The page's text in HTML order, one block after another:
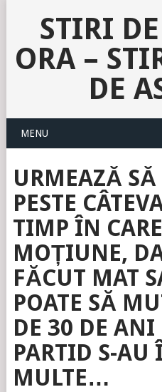
STIRI
ORA –
DE
MENU
URMEAZĂ
PESTE
TIMP ÎN
MOȚIUNE,
FĂCUT MAT
POATE SĂ
DE 30 DE ANI
PARTID S-AU
MULTE…